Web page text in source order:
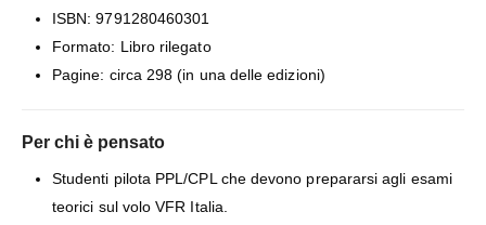
ISBN: 9791280460301
Formato: Libro rilegato
Pagine: circa 298 (in una delle edizioni)
Per chi è pensato
Studenti pilota PPL/CPL che devono prepararsi agli esami
teorici sul volo VFR Italia.